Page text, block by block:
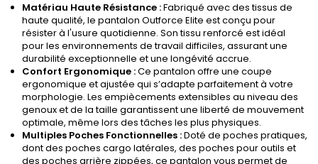
Matériau Haute Résistance :Fabriqué avec des tissus de
haute qualité, le pantalon Outforce Elite est conçu pour
résister à l'usure quotidienne. Son tissu renforcé est idéal
pour les environnements de travail difficiles, assurant une
durabilité exceptionnelle et une longévité accrue.
Confort Ergonomique :Ce pantalon offre une coupe
ergonomique et ajustée qui s’adapte parfaitement à votre
morphologie. Les empiècements extensibles au niveau des
genoux et de la taille garantissent une liberté de mouvement
optimale, même lors des tâches les plus physiques.
Multiples Poches Fonctionnelles :Doté de poches pratiques,
dont des poches cargo latérales, des poches pour outils et
des poches arrière zippées, ce pantalon vous permet de